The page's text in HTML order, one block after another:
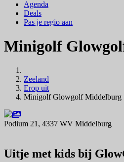
Agenda
Deals
Pas je regio aan
Minigolf
Zeeland
Erop uit
Minigolf Glowgolf Middelburg
Podium 21, 4337 WV Middelburg
Uitje met kids bij